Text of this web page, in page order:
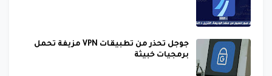
جوجل تحذر من تطبيقات VPN مزيفة تحمل
برمجيات خبيثة